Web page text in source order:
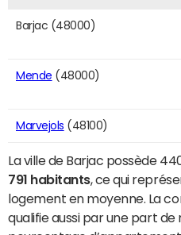
Barjac (48000)
Mende (48000)
Marvejols (48100)
La ville de Barjac possède
791 habitants, ce qui
logement en moyenne. La
qualifie aussi par une part de